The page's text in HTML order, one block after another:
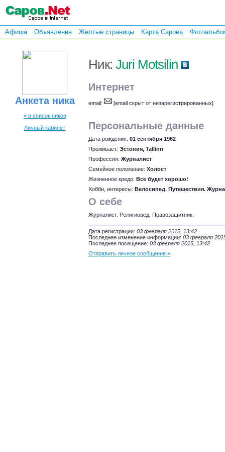
Афиша Объявления Желтые страницы Карта Сарова
Анкета ника
« в список ников
Личный кабинет
Ник: Juri Motsilin
Интернет
email: [email скрыт от незарегистрированных]
Персональные данные
Дата рождения: 01 сентября 1962
Проживает: Эстония, Tallinn
Профессия: Журналист
Семейное положение: Холост
Жизненное кредо: Все будет хорошо!
Хобби, интересы: Велосипед. Путешествия.
О себе
Журналист. Религиовед. Правозащитник.
Дата регистрации: 03 февраля 2015, 13:42
Последнее изменение информации: 03 февраля
Последнее посещение: 03 февраля 2015, 13:42
Отправить личное сообщение »